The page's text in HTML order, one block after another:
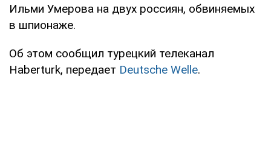
Ильми Умерова на двух россиян, обвиняемых
в шпионаже.
Об этом сообщил турецкий телеканал
Haberturk, передает Deutsche Welle.